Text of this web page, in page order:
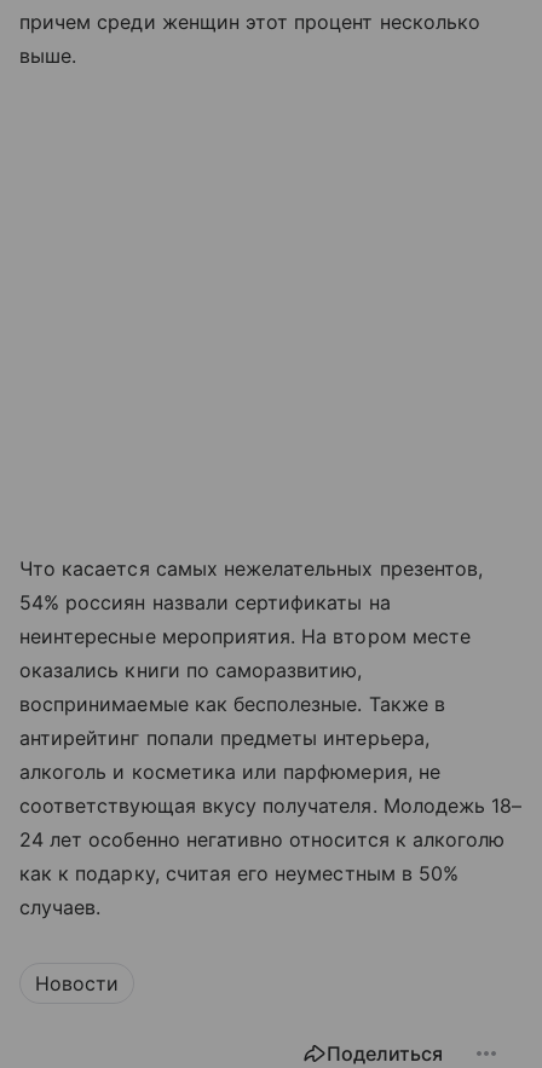
причем среди женщин этот процент несколько
выше.
Что касается самых нежелательных презентов,
54% россиян назвали сертификаты на
неинтересные мероприятия. На втором месте
оказались книги по саморазвитию,
воспринимаемые как бесполезные. Также в
антирейтинг попали предметы интерьера,
алкоголь и косметика или парфюмерия, не
соответствующая вкусу получателя. Молодежь 18–
24 лет особенно негативно относится к алкоголю
как к подарку, считая его неуместным в 50%
случаев.
Новости
Поделиться